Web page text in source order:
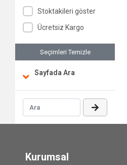
Stoktakileri göster
Ücretsiz Kargo
Seçimleri Temizle
Sayfada Ara
Kurumsal